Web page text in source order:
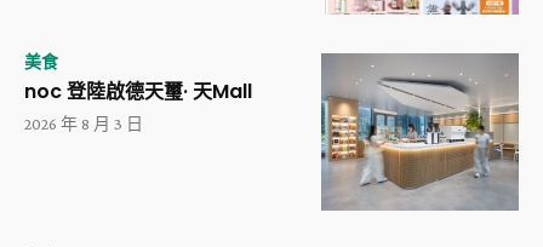
美食
noc 登陸啟德天璽· 天Mall
2026 年 8 月 3 日